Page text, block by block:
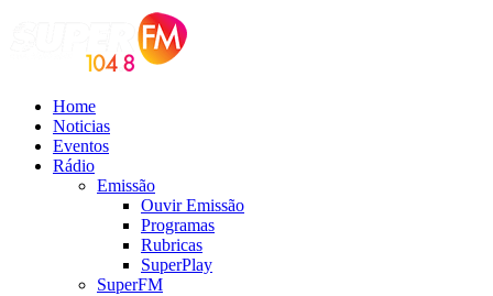
Home
Noticias
Eventos
Rádio
Emissão
Ouvir Emissão
Programas
Rubricas
SuperPlay
SuperFM